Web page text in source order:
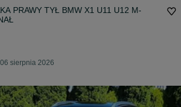
PRAWY TYŁ BMW X1 U11 U12 M-
06 sierpnia 2026